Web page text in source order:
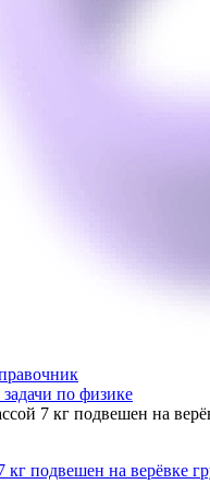
по физике
7 кг подвешен на
кг подвешен на верёвке